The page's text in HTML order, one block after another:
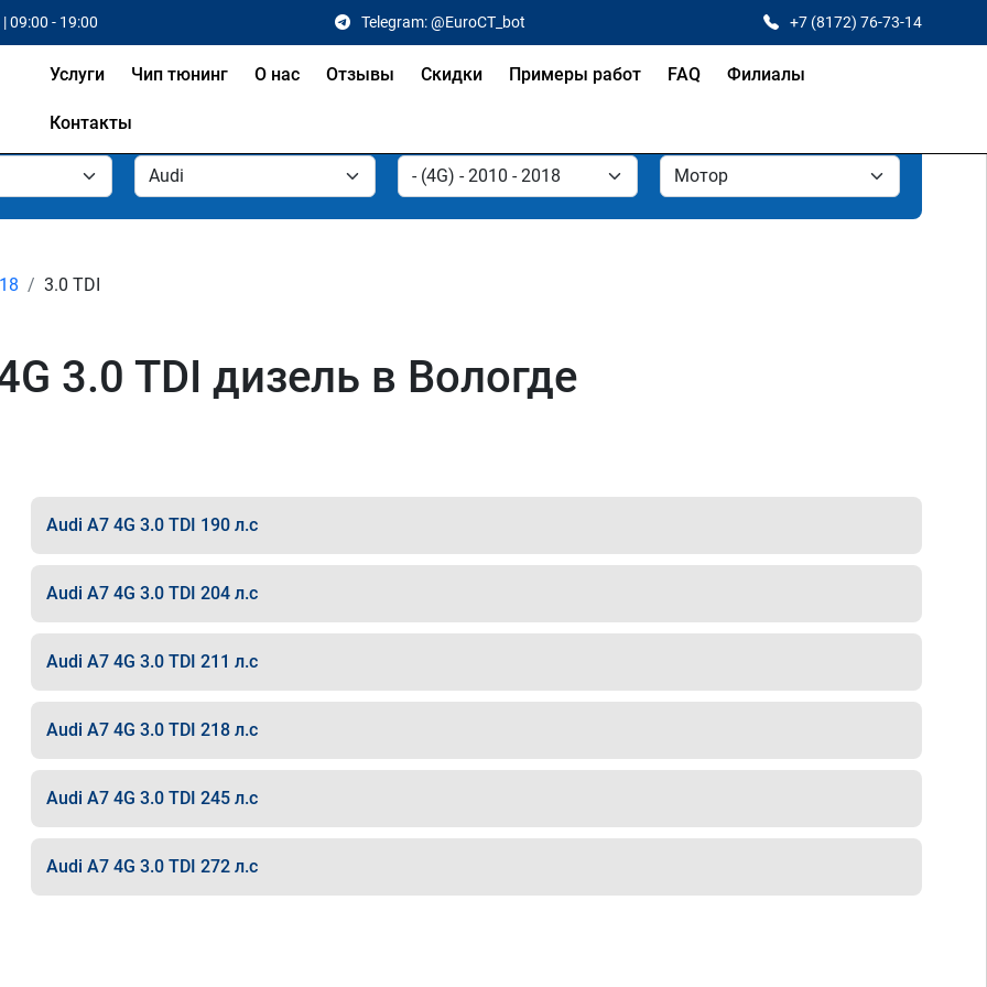
09:00 - 19:00 Telegram: @EuroCT_bot +7 (8172) 76-73-14
Услуги Чип тюнинг О нас Отзывы Скидки Примеры работ FAQ Филиалы
Контакты
3.0 TDI
3.0 TDI дизель в Вологде
Audi A7 4G 3.0 TDI 190 л.с
Audi A7 4G 3.0 TDI 204 л.с
Audi A7 4G 3.0 TDI 211 л.с
Audi A7 4G 3.0 TDI 218 л.с
Audi A7 4G 3.0 TDI 245 л.с
Audi A7 4G 3.0 TDI 272 л.с